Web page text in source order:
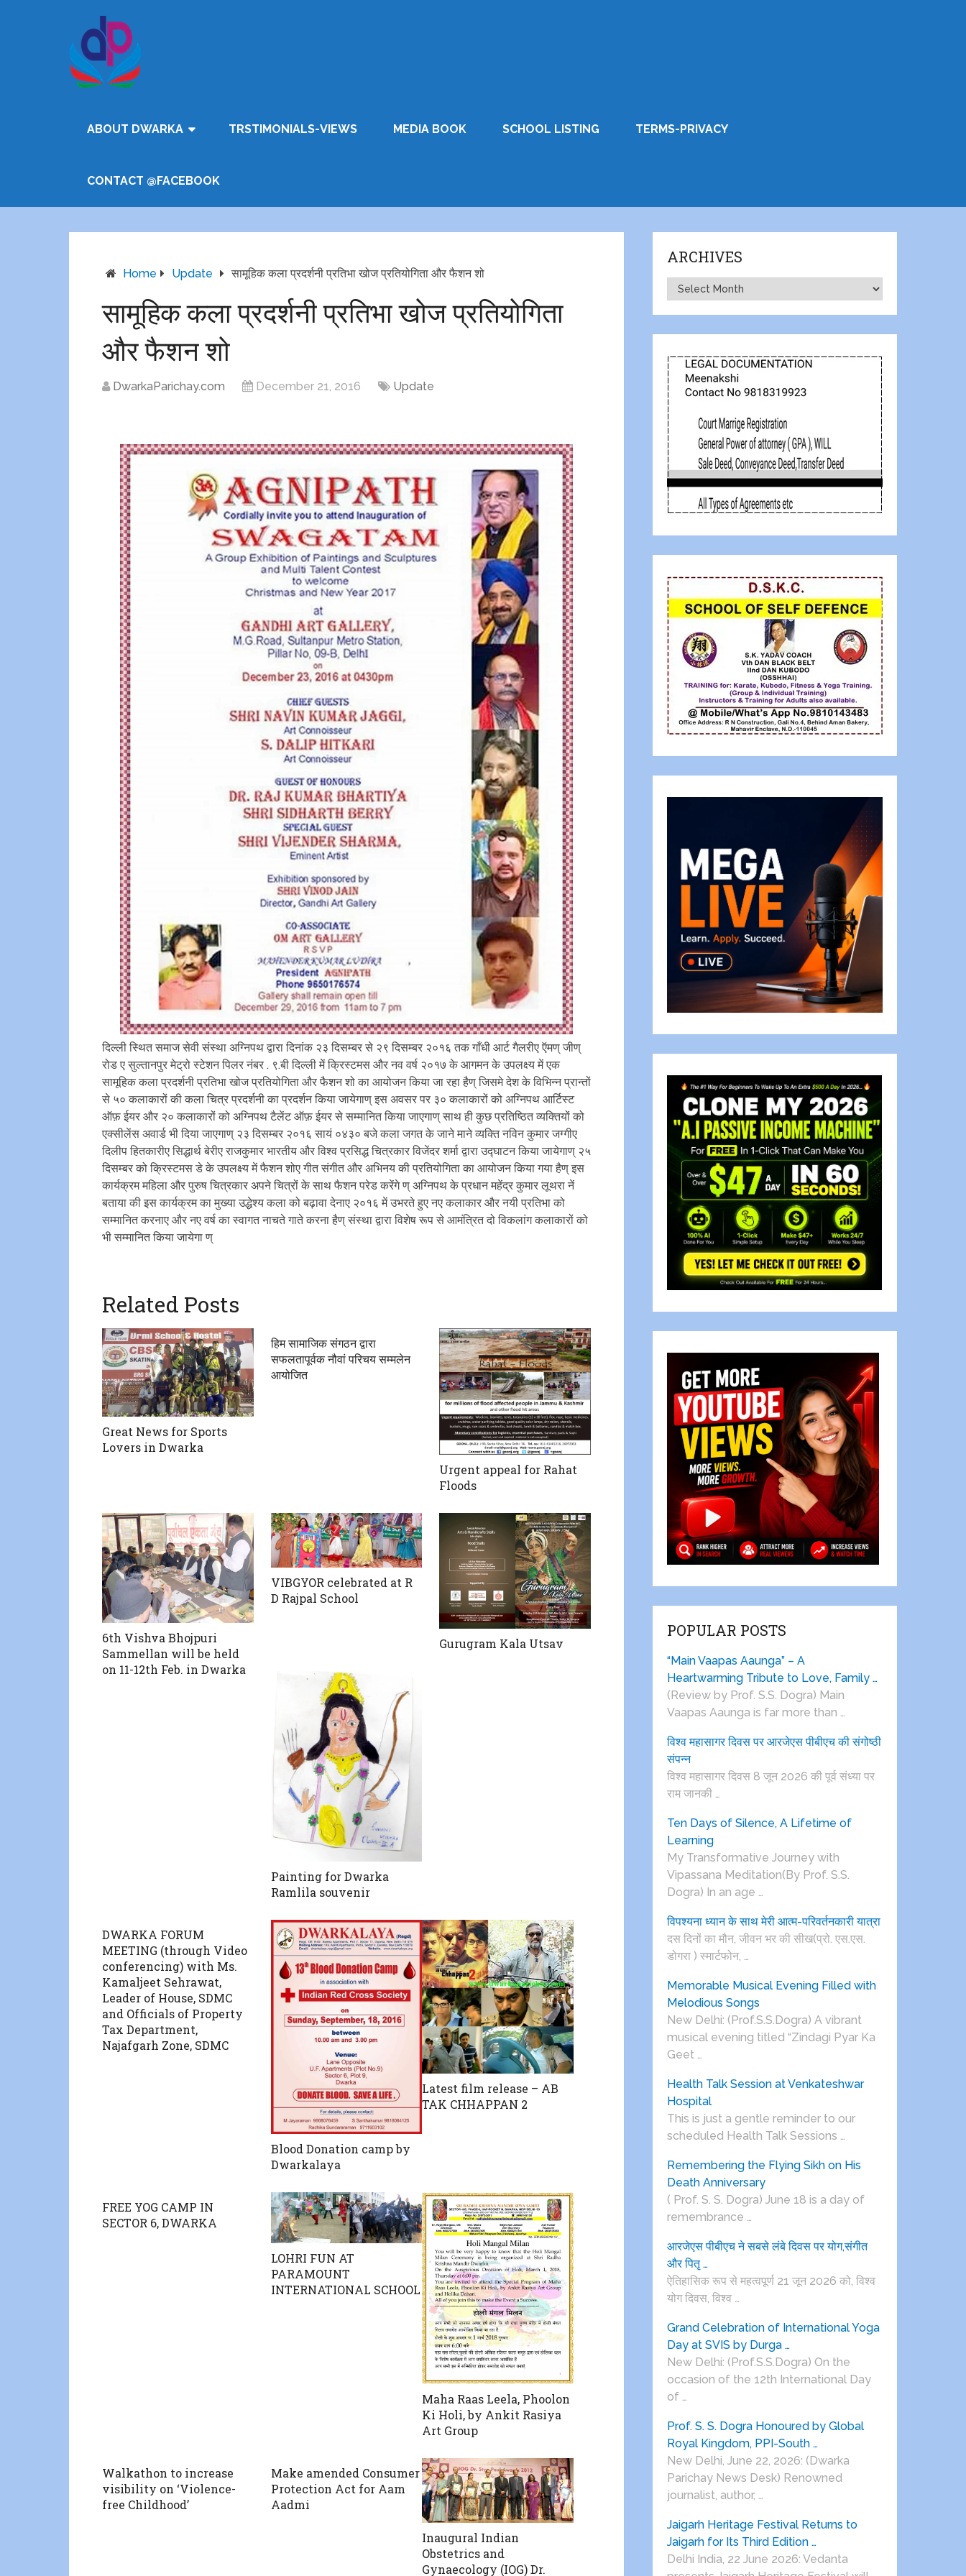
ABOUT DWARKA TRSTIMONIALS-VIEWS MEDIA BOOK SCHOOL LISTING TERMS-PRIVACY
CONTACT @FACEBOOK
Home Update सामूहिक कला प्रदर्शनी प्रतिभा खोज प्रतियोगिता और फैशन शो
सामूहिक कला प्रदर्शनी प्रतिभा खोज प्रतियोगिता
और फैशन शो
DwarkaParichay.com December 21, 2016 Update
दिल्ली स्थित समाज सेवी संस्था अग्निपथ द्वारा दिनांक २३ दिसम्बर से २९ दिसम्बर २०१६ तक गाँधी आर्ट गैलरीए ऍमण् जीण्
रोड ए सुल्तानपुर मेट्रो स्टेशन पिलर नंबर . ९.बी दिल्ली में क्रिस्टमस और नव वर्ष २०१७ के आगमन के उपलक्ष्य में एक
सामूहिक कला प्रदर्शनी प्रतिभा खोज प्रतियोगिता और फैशन शो का आयोजन किया जा रहा हैण् जिसमे देश के विभिन्न प्रान्तों
से ५० कलाकारों की कला चित्र प्रदर्शनी का प्रदर्शन किया जायेगाण् इस अवसर पर ३० कलाकारों को अग्निपथ आर्टिस्ट
ऑफ़ ईयर और २० कलाकारों को अग्निपथ टैलेंट ऑफ़ ईयर से सम्मानित किया जाएगाण् साथ ही कुछ प्रतिष्ठित व्यक्तियों को
एक्सीलेंस अवार्ड भी दिया जाएगाण् २३ दिसम्बर २०१६ सायं ०४३० बजे कला जगत के जाने माने व्यक्ति नविन कुमार जग्गीए
दिलीप हितकारीए सिद्धार्थ बेरीए राजकुमार भारतीय और विश्व प्रसिद्ध चित्रकार विजेंदर शर्मा द्वारा उद्घाटन किया जायेगाण् २५
दिसम्बर को क्रिस्टमस डे के उपलक्ष्य में फैशन शोए गीत संगीत और अभिनय की प्रतियोगिता का आयोजन किया गया हैण् इस
कार्यक्रम महिला और पुरुष चित्रकार अपने चित्रों के साथ फैशन परेड करेंगे ण् अग्निपथ के प्रधान महेंद्र कुमार लूथरा नें
बताया की इस कार्यक्रम का मुख्या उद्धेश्य कला को बढ़ावा देनाए २०१६ में उभरते हुए नए कलाकार और नयी प्रतिभा को
सम्मानित करनाए और नए वर्ष का स्वागत नाचते गाते करना हैण् संस्था द्वारा विशेष रूप से आमंत्रित दो विकलांग कलाकारों को
भी सम्मानित किया जायेगा ण्
Related Posts
Great News for Sports
Lovers in Dwarka
हिम सामाजिक संगठन द्वारा
सफलतापूर्वक नौवां परिचय सम्मलेन
आयोजित
Urgent appeal for Rahat
Floods
6th Vishva Bhojpuri
Sammellan will be held
on 11-12th Feb. in Dwarka
VIBGYOR celebrated at R
D Rajpal School
Gurugram Kala Utsav
Painting for Dwarka
Ramlila souvenir
DWARKA FORUM
MEETING (through Video
conferencing) with Ms.
Kamaljeet Sehrawat,
Leader of House, SDMC
and Officials of Property
Tax Department,
Najafgarh Zone, SDMC
Blood Donation camp by
Dwarkalaya
Latest film release – AB
TAK CHHAPPAN 2
FREE YOG CAMP IN
SECTOR 6, DWARKA
LOHRI FUN AT
PARAMOUNT
INTERNATIONAL SCHOOL
Maha Raas Leela, Phoolon
Ki Holi, by Ankit Rasiya
Art Group
Walkathon to increase
visibility on ‘Violence-
free Childhood’
Make amended Consumer
Protection Act for Aam
Aadmi
Inaugural Indian
Obstetrics and
Gynaecology (IOG) Dr.
ARCHIVES
Archives
POPULAR POSTS
“Main Vaapas Aaunga” – A
Heartwarming Tribute to Love, Family …
(Review by Prof. S.S. Dogra) Main
Vaapas Aaunga is far more than …
विश्व महासागर दिवस पर आरजेएस पीबीएच की संगोष्ठी
संपन्न
विश्व महासागर दिवस 8 जून 2026 की पूर्व संध्या पर
राम जानकी …
Ten Days of Silence, A Lifetime of
Learning
My Transformative Journey with
Vipassana Meditation(By Prof. S.S.
Dogra) In an age …
विपश्यना ध्यान के साथ मेरी आत्म-परिवर्तनकारी यात्रा
दस दिनों का मौन, जीवन भर की सीख(प्रो. एस.एस.
डोगरा ) स्मार्टफोन, …
Memorable Musical Evening Filled with
Melodious Songs
New Delhi: (Prof.S.S.Dogra) A vibrant
musical evening titled “Zindagi Pyar Ka
Geet …
Health Talk Session at Venkateshwar
Hospital
This is just a gentle reminder to our
scheduled Health Talk Sessions …
Remembering the Flying Sikh on His
Death Anniversary
( Prof. S. S. Dogra) June 18 is a day of
remembrance …
आरजेएस पीबीएच ने सबसे लंबे दिवस पर योग,संगीत
और पितृ …
ऐतिहासिक रूप से महत्वपूर्ण 21 जून 2026 को, विश्व
योग दिवस, विश्व …
Grand Celebration of International Yoga
Day at SVIS by Durga …
New Delhi: (Prof.S.S.Dogra) On the
occasion of the 12th International Day
of …
Prof. S. S. Dogra Honoured by Global
Royal Kingdom, PPI-South …
New Delhi, June 22, 2026: (Dwarka
Parichay News Desk) Renowned
journalist, author, …
Jaigarh Heritage Festival Returns to
Jaigarh for Its Third Edition …
Delhi India, 22 June 2026: Vedanta